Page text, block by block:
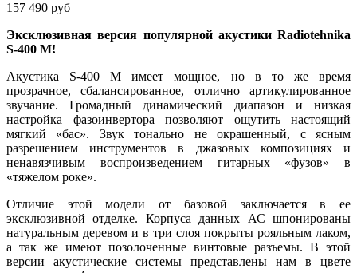
157 490 руб
Эксклюзивная версия популярной акустики Radiotehnika
S-400 M!
Акустика S-400 M имеет мощное, но в то же время
прозрачное, сбалансированное, отлично артикулированное
звучание. Громадный динамический диапазон и низкая
настройка фазоинвертора позволяют ощутить настоящий
мягкий «бас». Звук тонально не окрашенный, с ясным
разрешением инструментов в джазовых композициях и
ненавязчивым воспроизведением гитарных «фузов» в
«тяжелом роке».
Отличие этой модели от базовой заключается в ее
эксклюзивной отделке. Корпуса данных АС шпонированы
натуральным деревом и в три слоя покрыты рояльным лаком,
а так же имеют позолоченные винтовые разъемы. В этой
версии акустические системы представлены нам в цвете